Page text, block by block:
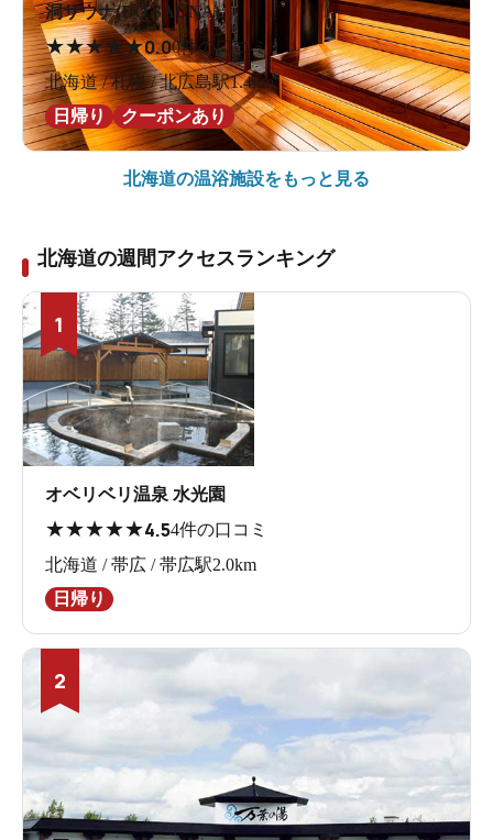
洞サウナ(DO SAUNA)
★★★★★0.00件の口コミ
北海道 / 札幌 / 北広島駅1.4km
日帰り
クーポンあり
北海道の温浴施設をもっと見る
北海道の週間アクセスランキング
1
オベリベリ温泉 水光園
★★★★★4.54件の口コミ
北海道 / 帯広 / 帯広駅2.0km
日帰り
2